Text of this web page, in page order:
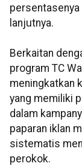
persentasenya
lanjutnya.
Berkaitan
program TC
meningkatkan
yang memiliki
dalam
paparan iklan
sistematis
perokok.